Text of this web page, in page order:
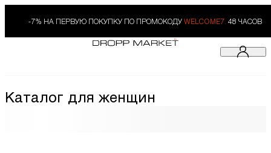
-7% НА ПЕРВУЮ ПОКУПКУ ПО ПРОМОКОДУ WELCOME7. 48 ЧАСОВ
Каталог для женщин